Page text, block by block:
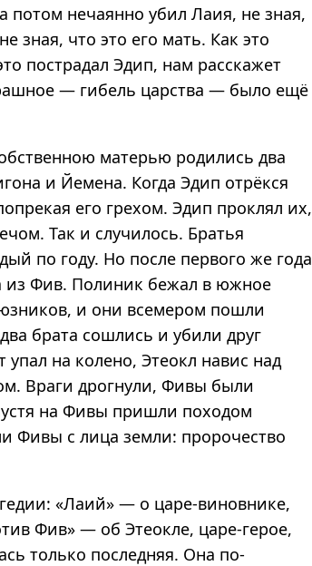
потом нечаянно убил Лаия, не зная,
зная, что это его мать. Как это
пострадал Эдип, нам расскажет
— гибель царства — было ещё
матерью родились два
и Йемена. Когда Эдип отрёкся
его грехом. Эдип проклял их,
Так и случилось. Братья
по году. Но после первого же года
из Фив. Полиник бежал в южное
и они всемером пошли
брата сошлись и убили друг
на колено, Этеокл навис над
Враги дрогнули, Фивы были
на Фивы пришли походом
Фивы с лица земли: пророчество
«Лаий» — о царе-виновнике,
Фив» — об Этеокле, царе-герое,
только последняя. Она по-